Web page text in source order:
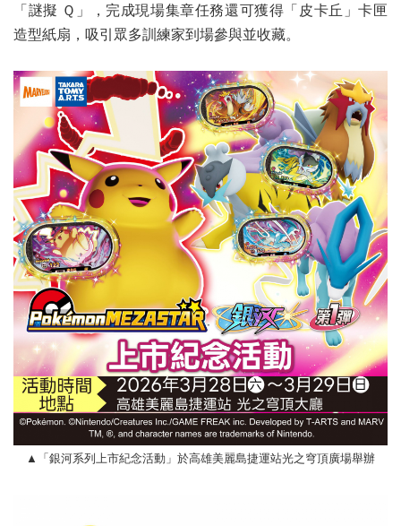
「謎擬 Ｑ」，完成現場集章任務還可獲得「皮卡丘」卡匣
造型紙扇，吸引眾多訓練家到場參與並收藏。
▲ 「銀河系列上市紀念活動」於高雄美麗島捷運站光之穹頂廣場舉辦